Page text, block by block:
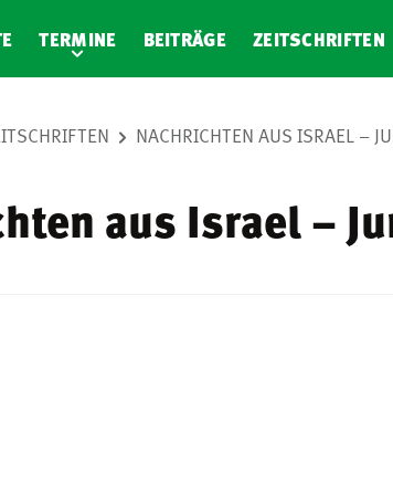
TERMINE BEITRÄGE ZEITSCHRIFTEN
NACHRICHTEN AUS ISRAEL –
aus Israel –